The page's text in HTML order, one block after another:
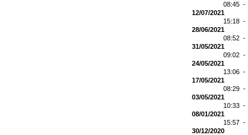
08:45 -
12/07/2021
15:18 -
28/06/2021
08:52 -
31/05/2021
09:02 -
24/05/2021
13:06 -
17/05/2021
08:29 -
03/05/2021
10:33 -
08/01/2021
15:57 -
30/12/2020